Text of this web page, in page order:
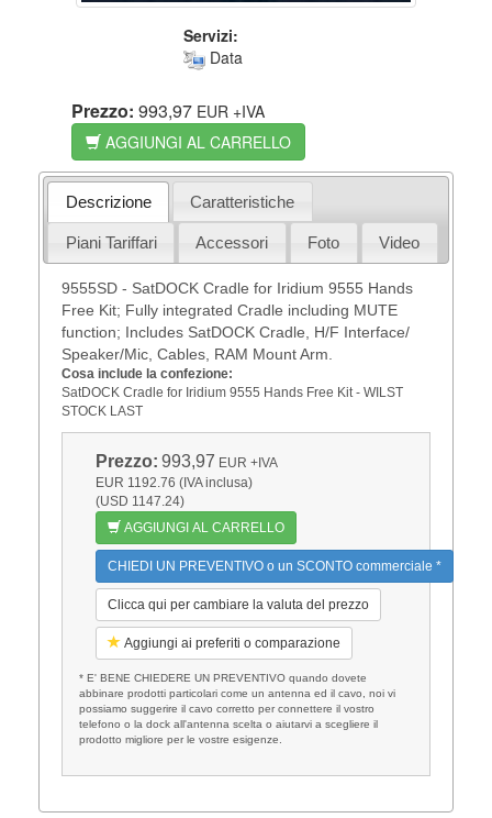
Servizi:
Data
Prezzo: 993,97 EUR +IVA
AGGIUNGI AL CARRELLO
Descrizione Caratteristiche
Piani Tariffari Accessori Foto Video
9555SD - SatDOCK Cradle for Iridium 9555 Hands
Free Kit; Fully integrated Cradle including MUTE
function; Includes SatDOCK Cradle, H/F Interface/
Speaker/Mic, Cables, RAM Mount Arm.
Cosa include la confezione:
SatDOCK Cradle for Iridium 9555 Hands Free Kit - WILST
STOCK LAST
Prezzo: 993,97 EUR +IVA
EUR 1192.76 (IVA inclusa)
(USD 1147.24)
AGGIUNGI AL CARRELLO
CHIEDI UN PREVENTIVO o un SCONTO commerciale *
Clicca qui per cambiare la valuta del prezzo
Aggiungi ai preferiti o comparazione
* E' BENE CHIEDERE UN PREVENTIVO quando dovete
abbinare prodotti particolari come un antenna ed il cavo, noi vi
possiamo suggerire il cavo corretto per connettere il vostro
telefono o la dock all'antenna scelta o aiutarvi a scegliere il
prodotto migliore per le vostre esigenze.